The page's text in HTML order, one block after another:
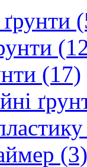
(17)
(3)